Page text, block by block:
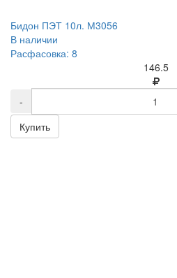
Бидон ПЭТ 10л. М3056
В наличии
Расфасовка: 8
146.5
-
Купить